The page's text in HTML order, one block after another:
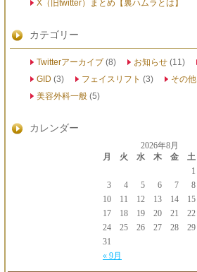
X（旧twitter）まとめ【裏ハムラとは】
カテゴリー
Twitterアーカイブ (8) お知らせ (11)
GID (3) フェイスリフト (3) その他
美容外科一般 (5)
カレンダー
2026年8月
月
火 水 木 金 土
« 9月
1
3
4 5 6 7 8
10
11 12 13 14 15
17
18 19 20 21 22
24
25 26 27 28 29
31